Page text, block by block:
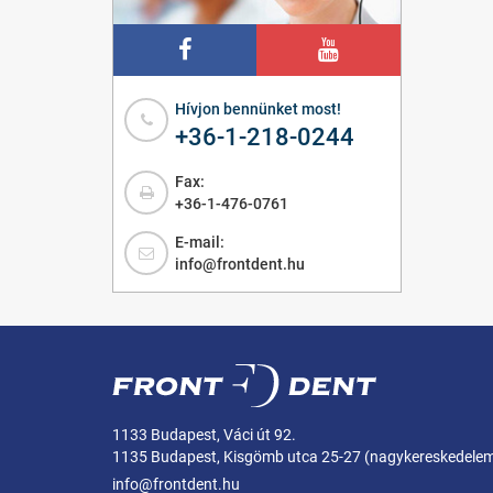
Hívjon bennünket most!
+36-1-218-0244
Fax:
+36-1-476-0761
E-mail:
info@frontdent.hu
1133 Budapest, Váci út 92.
1135 Budapest, Kisgömb utca 25-27
info@frontdent.hu